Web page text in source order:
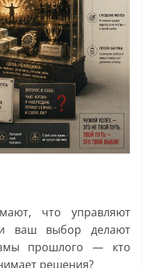
что управляют
ваш выбор делают
прошлого — кто
решения?